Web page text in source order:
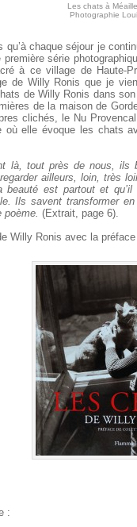
Les chats à
Photographie
qu’à chaque séjour je
série
à ce village de Haute-
de Willy Ronis que je
de Willy Ronis dans
de la maison de
clichés, le Nu
où elle évoque les chats
là, tout près de nous, ils
ailleurs, loin, très
beauté est partout et
Ils savent transformer
(Extrait, page 6).
Willy Ronis avec la
: